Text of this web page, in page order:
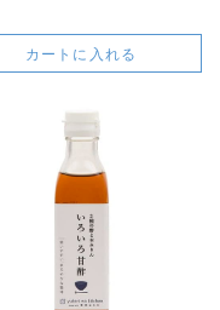
カートに入れる